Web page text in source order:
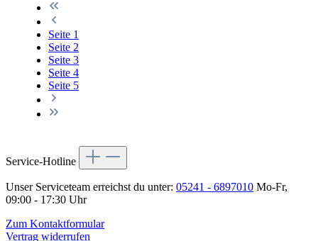
Seite 1
Seite 2
Seite 3
Seite 4
Seite 5
Service-Hotline
Unser Serviceteam erreichst du unter: 05241 - 6897010 Mo-Fr,
09:00 - 17:30 Uhr
Zum Kontaktformular
Vertrag widerrufen